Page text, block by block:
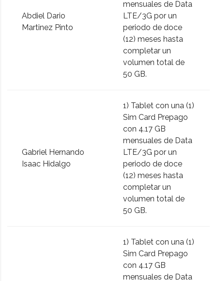
Abdiel Dario
Martinez Pinto
mensuales de Data
LTE/3G por un
periodo de doce
(12) meses hasta
completar un
volumen total de
50 GB.
Gabriel Hernando
Isaac Hidalgo
1) Tablet con una (1)
Sim Card Prepago
con 4.17 GB
mensuales de Data
LTE/3G por un
periodo de doce
(12) meses hasta
completar un
volumen total de
50 GB.
1) Tablet con una (1)
Sim Card Prepago
con 4.17 GB
mensuales de Data